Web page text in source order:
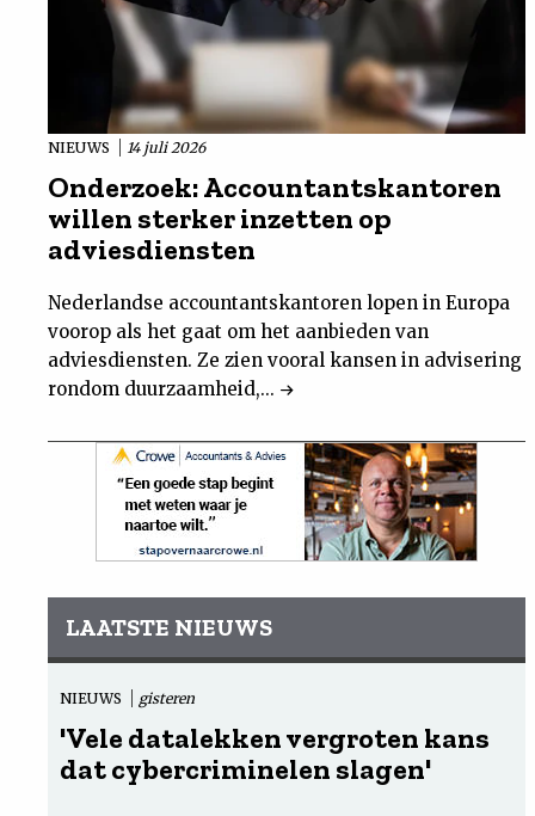
NIEUWS 14 juli 2026
Onderzoek: Accountantskantoren
willen sterker inzetten op
adviesdiensten
Nederlandse accountantskantoren lopen in Europa
voorop als het gaat om het aanbieden van
adviesdiensten. Ze zien vooral kansen in advisering
rondom duurzaamheid,...
LAATSTE NIEUWS
NIEUWS gisteren
'Vele datalekken vergroten kans
dat cybercriminelen slagen'